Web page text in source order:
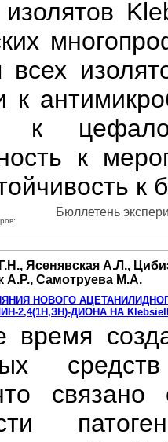
изолятов
к
к
к
Бюллетень
Ясенявская А.Л.,
А.Р., Самотруева М.А.
НОВОГО
2,4(1Н,ЗН)-ДИОНА НА
время